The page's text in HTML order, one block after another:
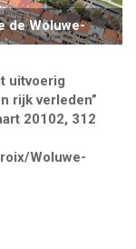
de Woluwe-
uitvoerig
rijk verleden”
20102, 312
Woluwe-